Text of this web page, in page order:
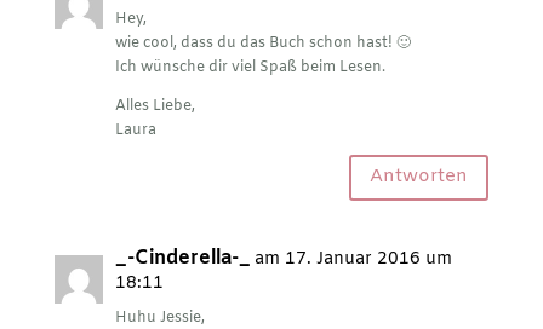
Hey,
wie cool, dass du das Buch schon hast! 🙂
Ich wünsche dir viel Spaß beim Lesen.
Alles Liebe,
Laura
Antworten
_-Cinderella-_ am 17. Januar 2016 um
18:11
Huhu Jessie,